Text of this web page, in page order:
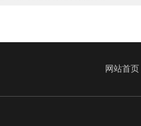
网站首页